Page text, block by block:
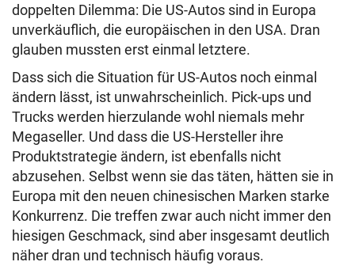
doppelten Dilemma: Die US-Autos sind in Europa
unverkäuflich, die europäischen in den USA. Dran
glauben mussten erst einmal letztere.
Dass sich die Situation für US-Autos noch einmal
ändern lässt, ist unwahrscheinlich. Pick-ups und
Trucks werden hierzulande wohl niemals mehr
Megaseller. Und dass die US-Hersteller ihre
Produktstrategie ändern, ist ebenfalls nicht
abzusehen. Selbst wenn sie das täten, hätten sie in
Europa mit den neuen chinesischen Marken starke
Konkurrenz. Die treffen zwar auch nicht immer den
hiesigen Geschmack, sind aber insgesamt deutlich
näher dran und technisch häufig voraus.